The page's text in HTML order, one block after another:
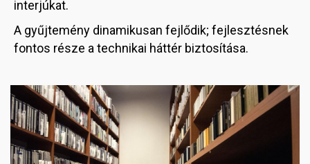
interjúkat.
A gyűjtemény dinamikusan fejlődik; fejlesztésnek
fontos része a technikai háttér biztosítása.
Image